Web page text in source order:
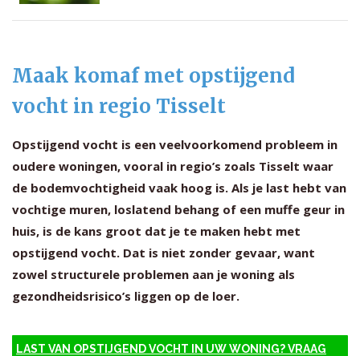
Maak komaf met opstijgend
vocht in regio Tisselt
Opstijgend vocht is een veelvoorkomend probleem in
oudere woningen, vooral in regio’s zoals Tisselt waar
de bodemvochtigheid vaak hoog is. Als je last hebt van
vochtige muren, loslatend behang of een muffe geur in
huis, is de kans groot dat je te maken hebt met
opstijgend vocht. Dat is niet zonder gevaar, want
zowel structurele problemen aan je woning als
gezondheidsrisico’s liggen op de loer.
LAST VAN OPSTIJGEND VOCHT IN UW WONING? VRAAG